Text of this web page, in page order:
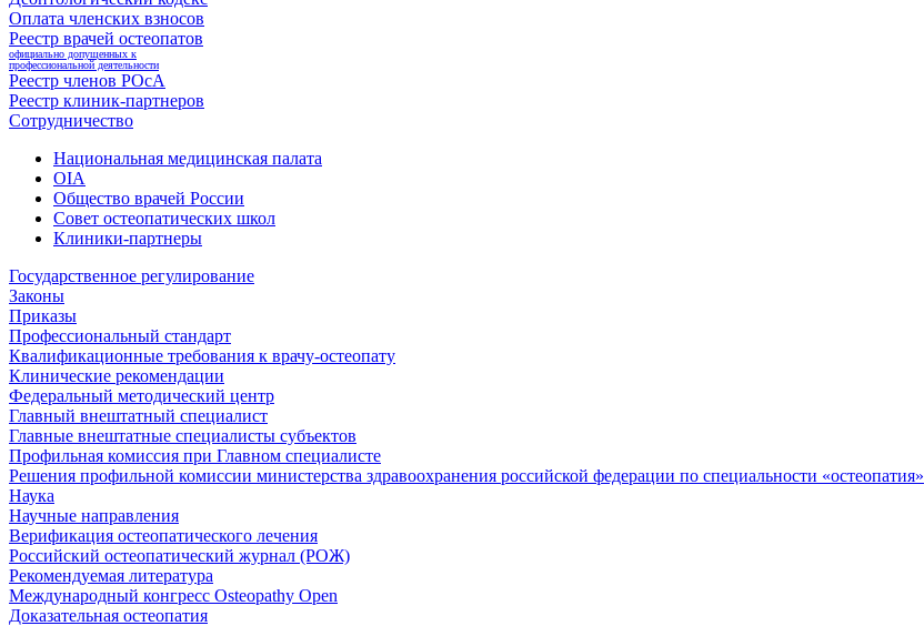
Оплата членских взносов
Реестр врачей остеопатов
официально допущенных к
профессиональной деятельности
Реестр членов РОсА
Реестр клиник-партнеров
Сотрудничество
Национальная медицинская палата
OIA
Общество врачей России
Совет остеопатических школ
Клиники-партнеры
Государственное регулирование
Законы
Приказы
Профессиональный стандарт
Квалификационные требования к врачу-остеопату
Клинические рекомендации
Федеральный методический центр
Главный внештатный специалист
Главные внештатные специалисты субъектов
Профильная комиссия при Главном специалисте
Решения профильной комиссии министерства здравоохранения российской федерации по специальности «остеопатия»
Наука
Научные направления
Верификация остеопатического лечения
Российский остеопатический журнал (РОЖ)
Рекомендуемая литература
Международный конгресс Osteopathy Open
Доказательная остеопатия